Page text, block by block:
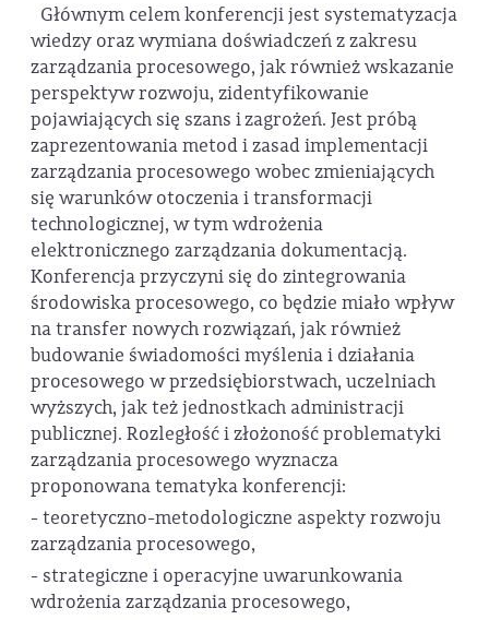
Głównym celem konferencji jest systematyzacja
wiedzy oraz wymiana doświadczeń z zakresu
zarządzania procesowego, jak również wskazanie
perspektyw rozwoju, zidentyfikowanie
pojawiających się szans i zagrożeń. Jest próbą
zaprezentowania metod i zasad implementacji
zarządzania procesowego wobec zmieniających
się warunków otoczenia i transformacji
technologicznej, w tym wdrożenia
elektronicznego zarządzania dokumentacją.
Konferencja przyczyni się do zintegrowania
środowiska procesowego, co będzie miało wpływ
na transfer nowych rozwiązań, jak również
budowanie świadomości myślenia i działania
procesowego w przedsiębiorstwach, uczelniach
wyższych, jak też jednostkach administracji
publicznej. Rozległość i złożoność problematyki
zarządzania procesowego wyznacza
proponowana tematyka konferencji:
- teoretyczno-metodologiczne aspekty rozwoju
zarządzania procesowego,
- strategiczne i operacyjne uwarunkowania
wdrożenia zarządzania procesowego,